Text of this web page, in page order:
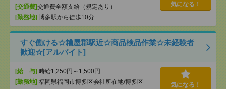
[交通費]交通費全額支給（規定あり）
[勤務地] 博多駅から徒歩10分
気になる！
すぐ働ける☆糟屋郡駅近☆商品検品作業☆未経験者
歓迎☆[アルバイト]
[給 与] 時給1,250円～1,500円
[勤務地] 福岡県福岡市博多区会社所在地/博多区 気になる！